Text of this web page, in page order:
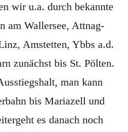
wir u.a. durch bekannte
am Wallersee, Attnag-
Amstetten, Ybbs a.d.
zunächst bis St. Pölten.
man kann
bis Mariazell und
es danach noch